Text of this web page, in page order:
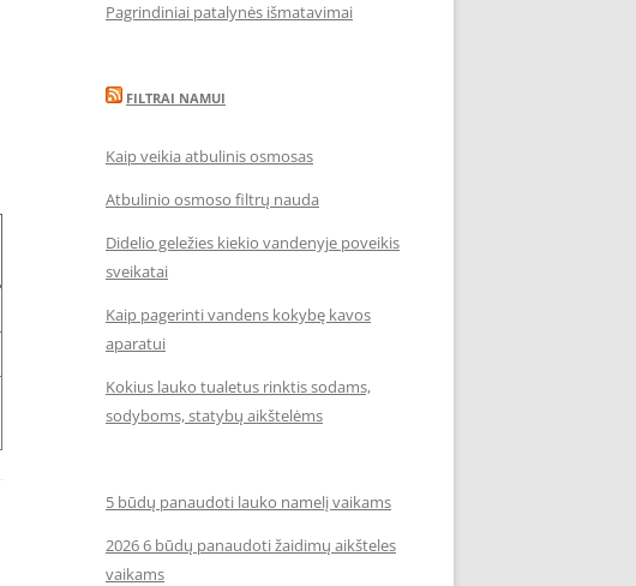
Pagrindiniai patalynės išmatavimai
FILTRAI NAMUI
Kaip veikia atbulinis osmosas
Atbulinio osmoso filtrų nauda
Didelio geležies kiekio vandenyje poveikis
sveikatai
Kaip pagerinti vandens kokybę kavos
aparatui
Kokius lauko tualetus rinktis sodams,
sodyboms, statybų aikštelėms
5 būdų panaudoti lauko namelį vaikams
2026 6 būdų panaudoti žaidimų aikšteles
vaikams